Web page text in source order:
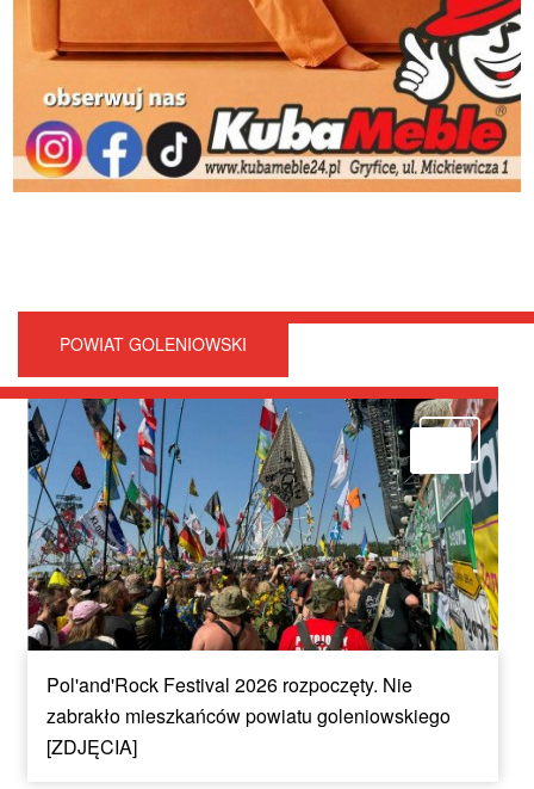
POWIAT GOLENIOWSKI
Pol'and'Rock Festival 2026 rozpoczęty. Nie
zabrakło mieszkańców powiatu goleniowskiego
[ZDJĘCIA]